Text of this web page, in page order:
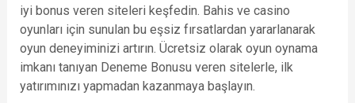
iyi bonus veren siteleri keşfedin. Bahis ve casino
oyunları için sunulan bu eşsiz fırsatlardan yararlanarak
oyun deneyiminizi artırın. Ücretsiz olarak oyun oynama
imkanı tanıyan Deneme Bonusu veren sitelerle, ilk
yatırımınızı yapmadan kazanmaya başlayın.